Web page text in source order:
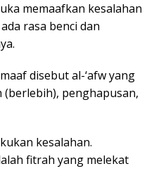
memaafkan kesalahan
rasa benci dan
disebut al-‘afw yang
penghapusan,
kesalahan.
fitrah yang melekat